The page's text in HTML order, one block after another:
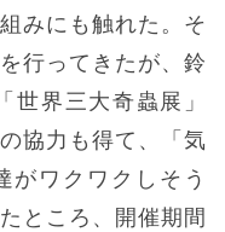
みにも触れた。そ
行ってきたが、鈴
世界三大奇蟲展」
協力も得て、「気
がワクワクしそう
ところ、開催期間